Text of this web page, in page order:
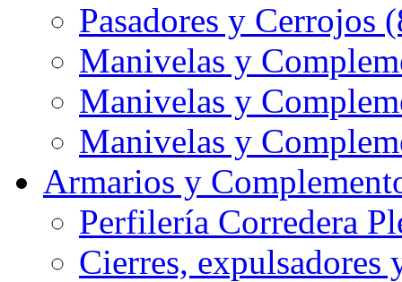
Pasadores y Cerrojos
Manivelas y
Manivelas y
Manivelas y
Armarios y
Perfilería Corredera
Cierres, expulsadores